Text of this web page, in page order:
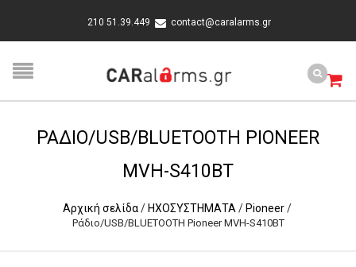
210 51.39.449 contact@caralarms.gr
ΡΆΔΙΟ/USB/BLUETOOTH PIONEER
MVH-S410BT
Αρχική σελίδα / ΗΧΟΣΥΣΤΗΜΑΤΑ / Pioneer /
Ράδιο/USB/BLUETOOTH Pioneer MVH-S410BT